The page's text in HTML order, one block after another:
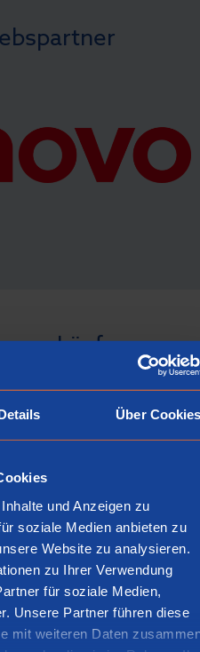
Über
und Anzeigen zu
soziale Medien anbieten zu
Website zu analysieren.
zu Ihrer Verwendung
für soziale Medien,
Unsere Partner führen diese
mit weiteren Daten